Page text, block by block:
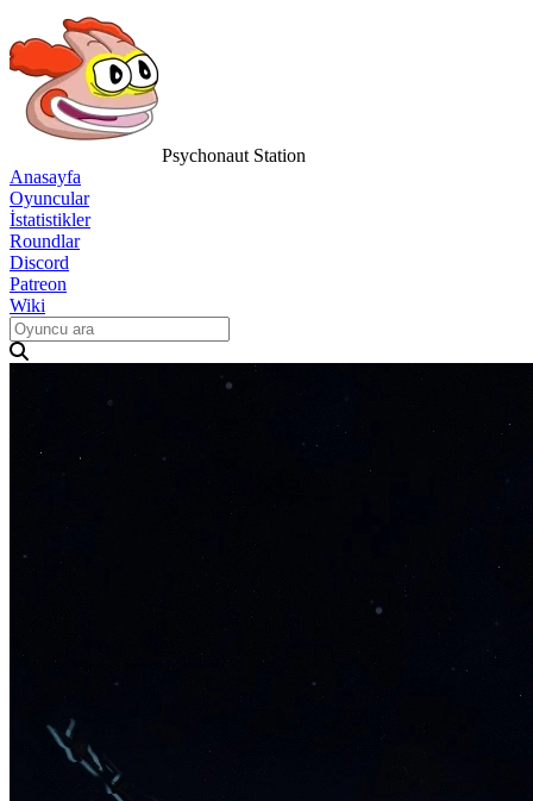
Psychonaut Station
Anasayfa
Oyuncular
İstatistikler
Roundlar
Discord
Patreon
Wiki